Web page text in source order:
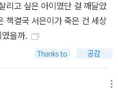
기로 나뉘어 있는 듯 보였다.
작가는 갈등과 냉소의 이면을
를 누르는 것은 어떤 상황에서
스하고 강인한 마음임을 감동
절망의 끝에서 피어나는 희망에
나 결코 포기할 수 없는, 청소
지를 누가 이토록 ‘재미’있게
리고 싶은 아이였단 걸 깨달았
책결국 서은이가 죽은 건 세상
을까.